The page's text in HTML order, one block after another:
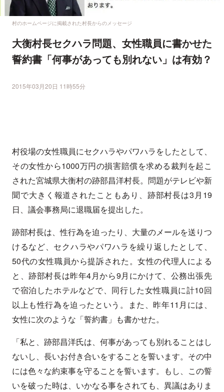
村のホームページに掲載された村長からのメッセージ
大衡村長セクハラ問題、女性職員に書かせた
誓約書「何事があっても別れない」は有効？
2015年03月20日 11時55分
村役場の女性職員にセクハラやパワハラをしたとして、
その女性から1000万円の損害賠償を求める裁判を起こ
された宮城県大衡村の跡部昌洋村長。問題がテレビや新
聞で大きく報道されたこともあり、跡部村長は3月19
日、議会事務局に退職届を提出した。
跡部村長は、性行為を迫ったり、大量のメールを送りつ
けるなど、セクハラやパワハラを繰り返したとして、
50代の女性職員から提訴された。女性の代理人による
と、跡部村長は昨年4月から9月にかけて、公務出張先
で宿泊したホテルなどで、同行した女性職員に計10回
以上も性行為を迫ったという。また、昨年11月には、
女性に次のような「誓約書」も書かせた。
「私と、跡部昌洋氏は、何事があっても別れることはし
ないし、長いお付き合いをすることを誓います。その中
には色々な約束事を守ることを誓います。もし、この誓
いを破った時は、いかなる事をされても、異議はありま